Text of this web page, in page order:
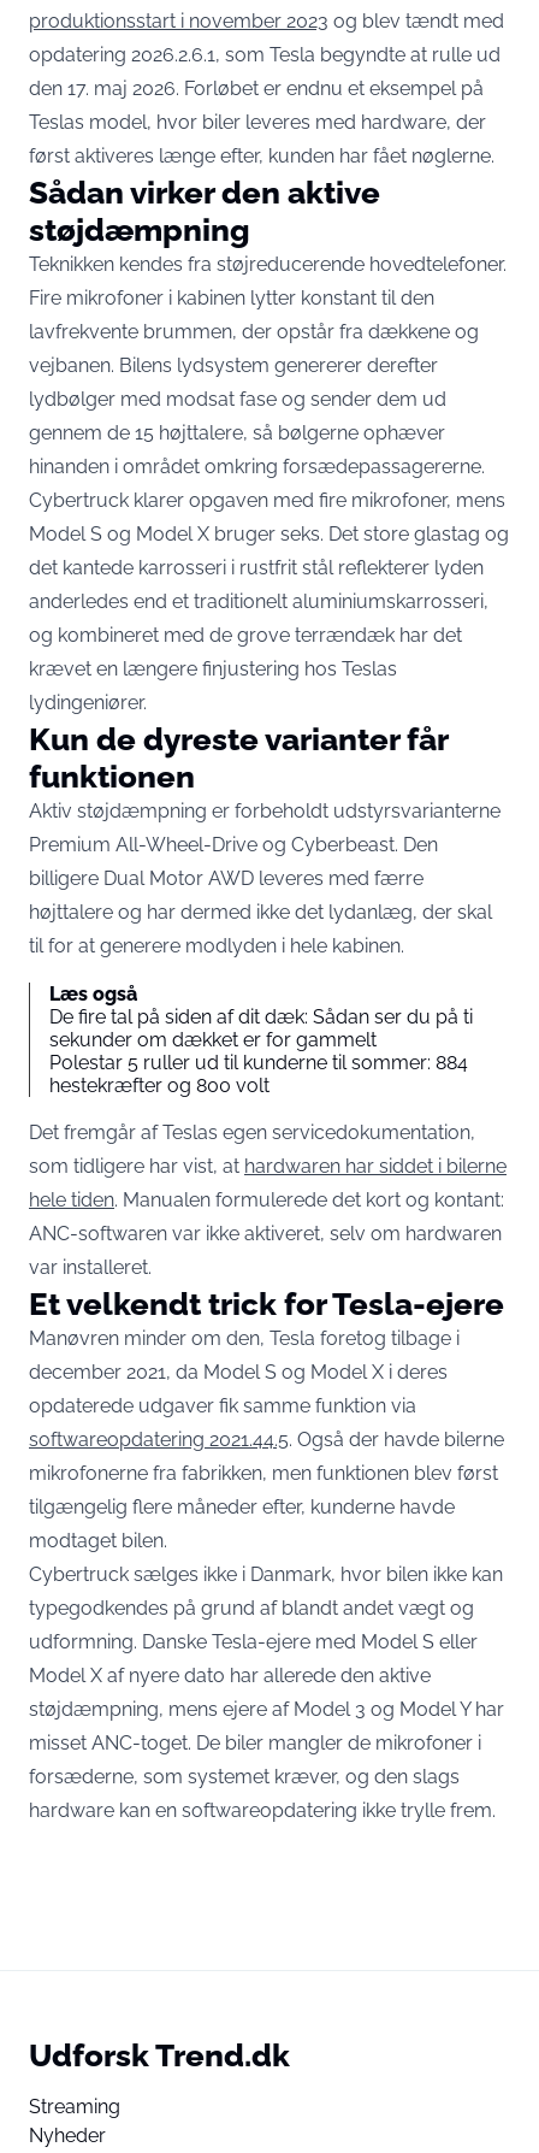
produktionsstart i november 2023 og blev tændt med
opdatering 2026.2.6.1, som Tesla begyndte at rulle ud
den 17. maj 2026. Forløbet er endnu et eksempel på
Teslas model, hvor biler leveres med hardware, der
først aktiveres længe efter, kunden har fået nøglerne.
Sådan virker den aktive
støjdæmpning
Teknikken kendes fra støjreducerende hovedtelefoner.
Fire mikrofoner i kabinen lytter konstant til den
lavfrekvente brummen, der opstår fra dækkene og
vejbanen. Bilens lydsystem genererer derefter
lydbølger med modsat fase og sender dem ud
gennem de 15 højttalere, så bølgerne ophæver
hinanden i området omkring forsædepassagererne.
Cybertruck klarer opgaven med fire mikrofoner, mens
Model S og Model X bruger seks. Det store glastag og
det kantede karrosseri i rustfrit stål reflekterer lyden
anderledes end et traditionelt aluminiumskarrosseri,
og kombineret med de grove terrændæk har det
krævet en længere finjustering hos Teslas
lydingeniører.
Kun de dyreste varianter får
funktionen
Aktiv støjdæmpning er forbeholdt udstyrsvarianterne
Premium All-Wheel-Drive og Cyberbeast. Den
billigere Dual Motor AWD leveres med færre
højttalere og har dermed ikke det lydanlæg, der skal
til for at generere modlyden i hele kabinen.
Læs også
De fire tal på siden af dit dæk: Sådan ser du på ti
sekunder om dækket er for gammelt
Polestar 5 ruller ud til kunderne til sommer: 884
hestekræfter og 800 volt
Det fremgår af Teslas egen servicedokumentation,
som tidligere har vist, at hardwaren har siddet i bilerne
hele tiden. Manualen formulerede det kort og kontant:
ANC-softwaren var ikke aktiveret, selv om hardwaren
var installeret.
Et velkendt trick for Tesla-ejere
Manøvren minder om den, Tesla foretog tilbage i
december 2021, da Model S og Model X i deres
opdaterede udgaver fik samme funktion via
softwareopdatering 2021.44.5. Også der havde bilerne
mikrofonerne fra fabrikken, men funktionen blev først
tilgængelig flere måneder efter, kunderne havde
modtaget bilen.
Cybertruck sælges ikke i Danmark, hvor bilen ikke kan
typegodkendes på grund af blandt andet vægt og
udformning. Danske Tesla-ejere med Model S eller
Model X af nyere dato har allerede den aktive
støjdæmpning, mens ejere af Model 3 og Model Y har
misset ANC-toget. De biler mangler de mikrofoner i
forsæderne, som systemet kræver, og den slags
hardware kan en softwareopdatering ikke trylle frem.
Udforsk Trend.dk
Streaming
Nyheder